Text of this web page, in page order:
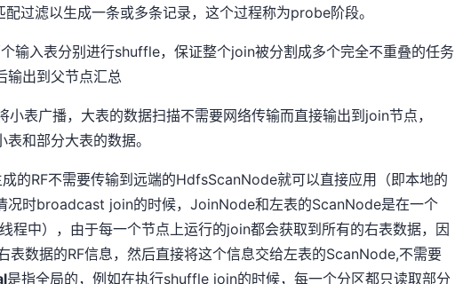
过滤以生成一条或多条记录，这个过程称为probe阶段。
输入表分别进行shuffle，保证整个join被分割成多个完全不重叠的任务
输出到父节点汇总
表广播，大表的数据扫描不需要网络传输而直接输出到join节点，
和部分大表的数据。
的RF不需要传输到远端的HdfsScanNode就可以直接应用（即本地的
况时broadcast join的时候，JoinNode和左表的ScanNode是在一个
程中），由于每一个节点上运行的join都会获取到所有的右表数据，因
表数据的RF信息，然后直接将这个信息交给左表的ScanNode,不需要
是指全局的，例如在执行shuffle join的时候，每一个分区都只读取部分